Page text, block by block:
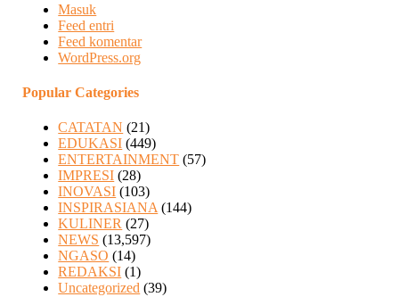
Masuk
Feed entri
Feed komentar
WordPress.org
Popular Categories
CATATAN (21)
EDUKASI (449)
ENTERTAINMENT (57)
IMPRESI (28)
INOVASI (103)
INSPIRASIANA (144)
KULINER (27)
NEWS (13,597)
NGASO (14)
REDAKSI (1)
Uncategorized (39)